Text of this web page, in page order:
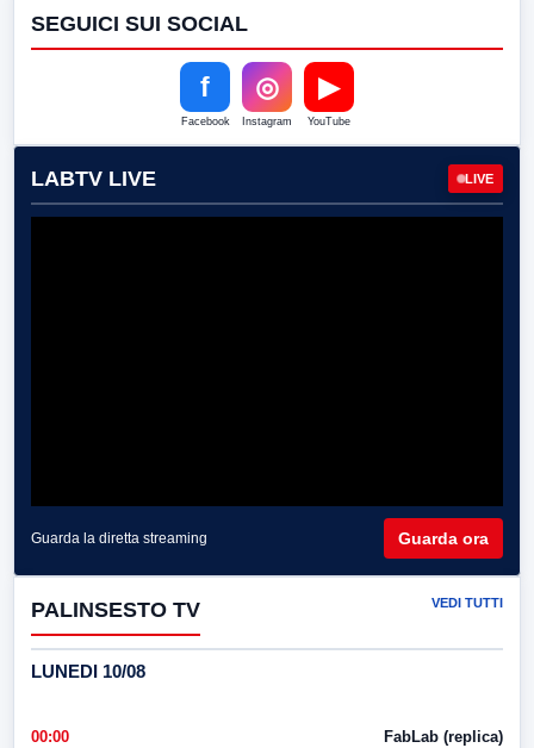
SEGUICI SUI SOCIAL
f
Facebook
◎
Instagram
▶
YouTube
LABTV LIVE LIVE
Guarda la diretta streaming Guarda ora
PALINSESTO TV VEDI TUTTI
LUNEDI 10/08
00:00 FabLab (replica)